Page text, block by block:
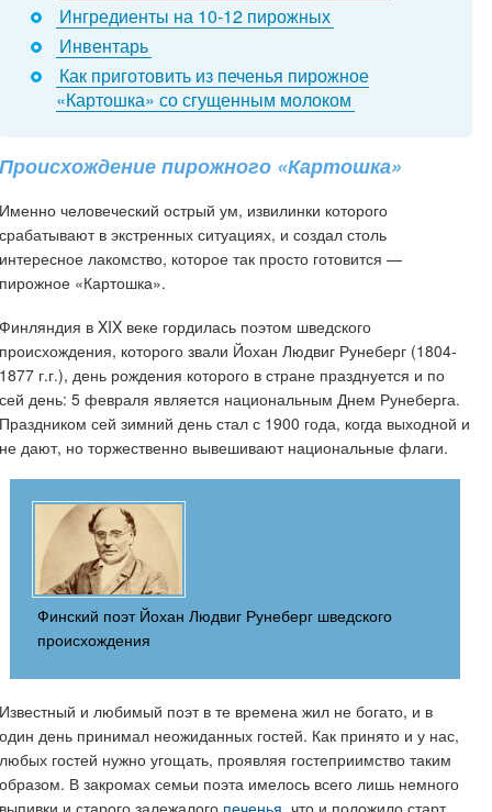
Ингредиенты на 10-12 пирожных
Инвентарь
Как приготовить из печенья пирожное
«Картошка» со сгущенным молоком
Происхождение пирожного «Картошка»
Именно человеческий острый ум, извилинки которого
срабатывают в экстренных ситуациях, и создал столь
интересное лакомство, которое так просто готовится —
пирожное «Картошка».
Финляндия в XIX веке гордилась поэтом шведского
происхождения, которого звали Йохан Людвиг Рунеберг (1804-
1877 г.г.), день рождения которого в стране празднуется и по
сей день: 5 февраля является национальным Днем Рунеберга.
Праздником сей зимний день стал с 1900 года, когда выходной и
не дают, но торжественно вывешивают национальные флаги.
Финский поэт Йохан Людвиг Рунеберг шведского
происхождения
Известный и любимый поэт в те времена жил не богато, и в
один день принимал неожиданных гостей. Как принято и у нас,
любых гостей нужно угощать, проявляя гостеприимство таким
образом. В закромах семьи поэта имелось всего лишь немного
выпивки и старого залежалого печенья, что и положило старт